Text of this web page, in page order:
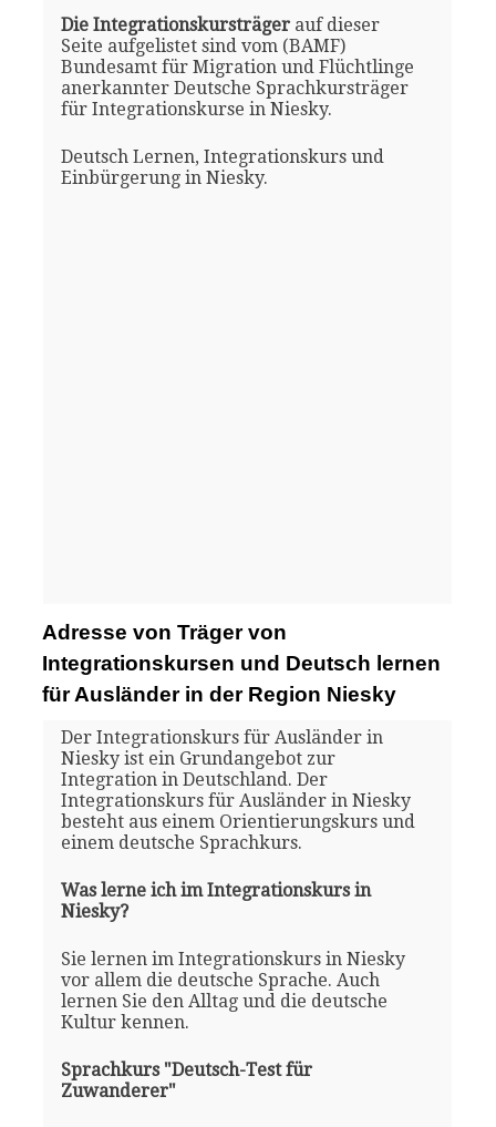
Die Integrationskursträgerauf dieser
Seite aufgelistet sind vom (BAMF)
Bundesamt für Migration und Flüchtlinge
anerkannter Deutsche Sprachkursträger
für Integrationskurse in Niesky.
Deutsch Lernen, Integrationskurs und
Einbürgerung in Niesky.
Adresse von Träger von
Integrationskursen und Deutsch lernen
für Ausländer in der Region Niesky
Der Integrationskurs für Ausländer in
Niesky ist ein Grundangebot zur
Integration in Deutschland. Der
Integrationskurs für Ausländer in Niesky
besteht aus einem Orientierungskurs und
einem deutsche Sprachkurs.
Was lerne ich im Integrationskurs in
Niesky?
Sie lernen im Integrationskurs in Niesky
vor allem die deutsche Sprache. Auch
lernen Sie den Alltag und die deutsche
Kultur kennen.
Sprachkurs "Deutsch-Test für
Zuwanderer"